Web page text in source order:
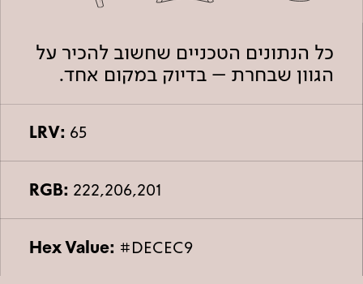
כל הנתונים הטכניים שחשוב להכיר על
הגוון שבחרת – בדיוק במקום אחד.
LRV: 65
RGB: 222,206,201
Hex Value: #DECEC9